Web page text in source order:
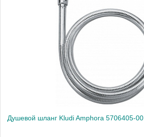
Душевой шланг Kludi Amphora 5706405-00